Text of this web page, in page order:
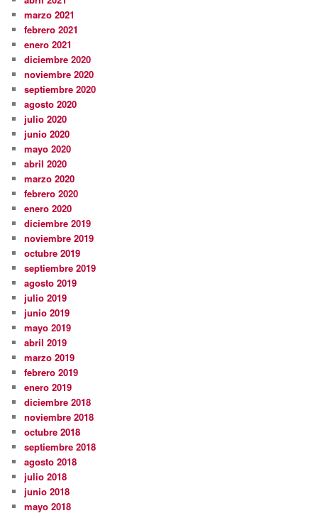
marzo 2021
febrero 2021
enero 2021
diciembre 2020
noviembre 2020
septiembre 2020
agosto 2020
julio 2020
junio 2020
mayo 2020
abril 2020
marzo 2020
febrero 2020
enero 2020
diciembre 2019
noviembre 2019
octubre 2019
septiembre 2019
agosto 2019
julio 2019
junio 2019
mayo 2019
abril 2019
marzo 2019
febrero 2019
enero 2019
diciembre 2018
noviembre 2018
octubre 2018
septiembre 2018
agosto 2018
julio 2018
junio 2018
mayo 2018